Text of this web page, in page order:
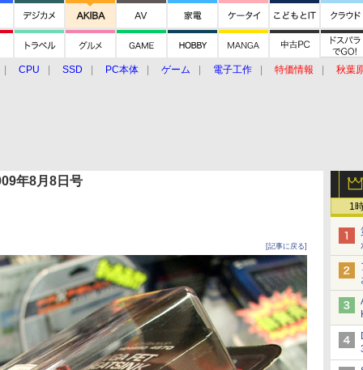
CPU SSD PC本体 ゲーム 電子工作 特価情報
秋葉
1
年8月8日号
[記事に戻る]